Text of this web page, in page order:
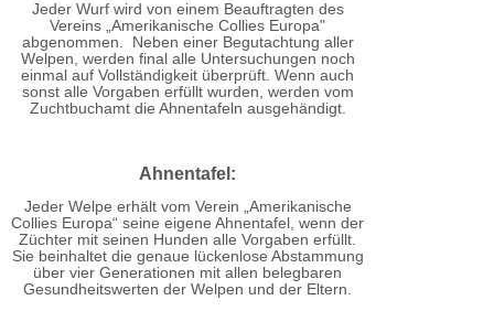
Jeder Wurf wird von einem Beauftragten des
Vereins „Amerikanische Collies Europa"
abgenommen. Neben einer Begutachtung aller
Welpen, werden final alle Untersuchungen noch
einmal auf Vollständigkeit überprüft. Wenn auch
sonst alle Vorgaben erfüllt wurden, werden vom
Zuchtbuchamt die Ahnentafeln ausgehändigt.
Ahnentafel:
Jeder Welpe erhält vom Verein „Amerikanische
Collies Europa“ seine eigene Ahnentafel, wenn der
Züchter mit seinen Hunden alle Vorgaben erfüllt.
Sie beinhaltet die genaue lückenlose Abstammung
über vier Generationen mit allen belegbaren
Gesundheitswerten der Welpen und der Eltern.